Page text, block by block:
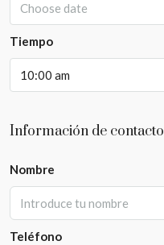
Choose date
Tiempo
10:00 am
Información de contacto
Nombre
Teléfono